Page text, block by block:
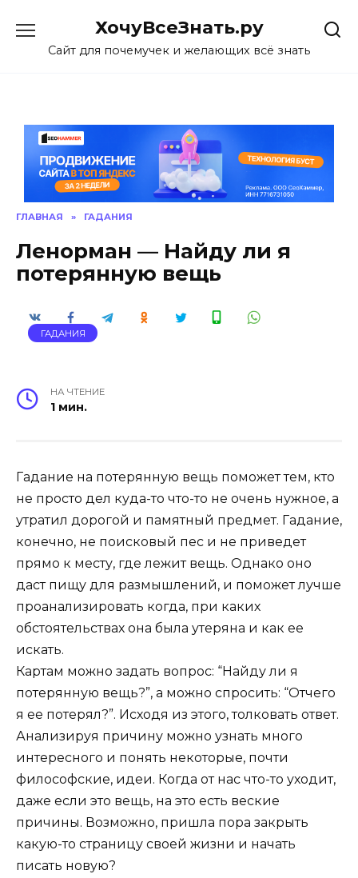
content
ХочуВсеЗнать.ру
Сайт для почемучек и желающих всё знать
ГЛАВНАЯ » ГАДАНИЯ
Ленорман — Найду ли я
потерянную вещь
ГАДАНИЯ
НА ЧТЕНИЕ
1 мин.
Гадание на потерянную вещь поможет тем, кто
не просто дел куда-то что-то не очень нужное, а
утратил дорогой и памятный предмет. Гадание,
конечно, не поисковый пес и не приведет
прямо к месту, где лежит вещь. Однако оно
даст пищу для размышлений, и поможет лучше
проанализировать когда, при каких
обстоятельствах она была утеряна и как ее
искать.
Картам можно задать вопрос: “Найду ли я
потерянную вещь?”, а можно спросить: “Отчего
я ее потерял?”. Исходя из этого, толковать ответ.
Анализируя причину можно узнать много
интересного и понять некоторые, почти
философские, идеи. Когда от нас что-то уходит,
даже если это вещь, на это есть веские
причины. Возможно, пришла пора закрыть
какую-то страницу своей жизни и начать
писать новую?